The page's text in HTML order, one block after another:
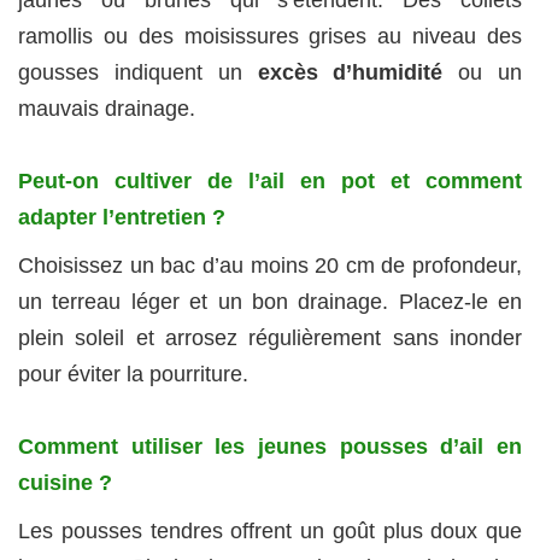
ramollis ou des moisissures grises au niveau des
gousses indiquent un excès d’humidité ou un
mauvais drainage.
Peut-on cultiver de l’ail en pot et comment
adapter l’entretien ?
Choisissez un bac d’au moins 20 cm de profondeur,
un terreau léger et un bon drainage. Placez-le en
plein soleil et arrosez régulièrement sans inonder
pour éviter la pourriture.
Comment utiliser les jeunes pousses d’ail en
cuisine ?
Les pousses tendres offrent un goût plus doux que